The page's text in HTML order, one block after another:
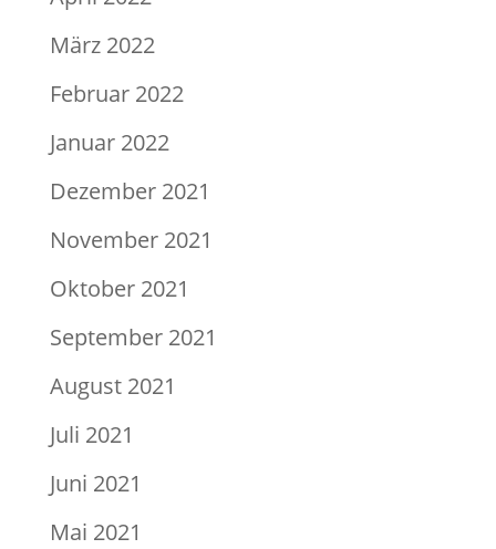
März 2022
Februar 2022
Januar 2022
Dezember 2021
November 2021
Oktober 2021
September 2021
August 2021
Juli 2021
Juni 2021
Mai 2021